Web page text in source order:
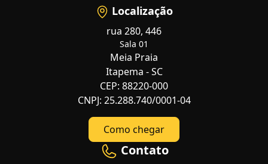
Localização
rua 280, 446
Sala 01
Meia Praia
Itapema - SC
CEP: 88220-000
CNPJ: 25.288.740/0001-04
Como chegar
Contato